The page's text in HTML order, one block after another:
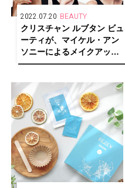
2022.07.20 BEAUTY
クリスチャン ルブタン ビュ
ーティが、マイケル・アン
ソニーによるメイクアップ
ルック「ルビルックス」を